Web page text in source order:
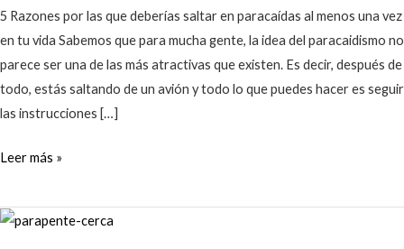
5 Razones por las que deberías saltar en paracaídas al menos una vez
en tu vida Sabemos que para mucha gente, la idea del paracaidismo no
parece ser una de las más atractivas que existen. Es decir, después de
todo, estás saltando de un avión y todo lo que puedes hacer es seguir
las instrucciones […]
Leer más »
¿Pueden